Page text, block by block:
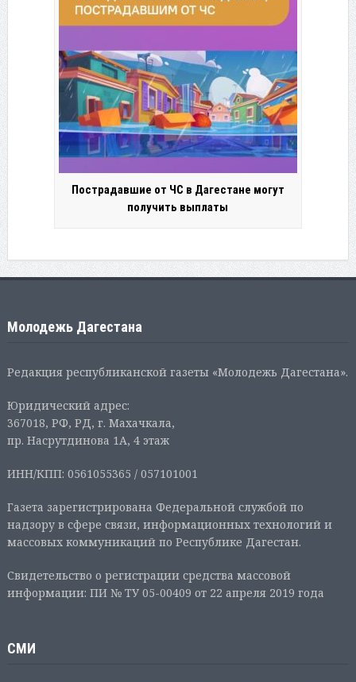
Пострадавшие от ЧС в Дагестане могут
получить выплаты
Молодежь Дагестана
Редакция республиканской газеты «Молодежь Дагестана».
Юридический адрес:
367018, РФ, РД, г. Махачкала,
пр. Насрутдинова 1А, 4 этаж
ИНН/КПП: 0561055365 / 057101001
Газета зарегистрирована Федеральной службой по
надзору в сфере связи, информационных технологий и
массовых коммуникаций по Республике Дагестан.
Свидетельство о регистрации средства массовой
информации: ПИ № ТУ 05-00409 от 22 апреля 2019 года
СМИ